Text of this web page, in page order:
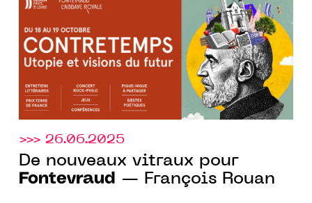
>>> 26.06.2025
De nouveaux vitraux pour
Fontevraud — François Rouan